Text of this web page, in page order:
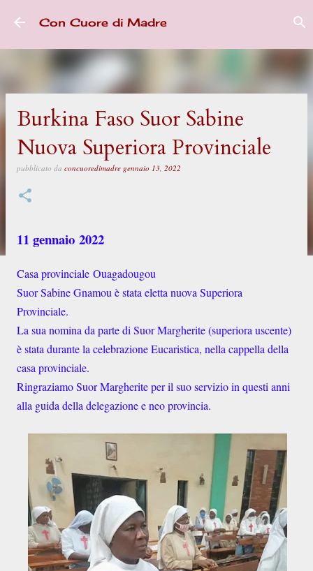
Passa ai contenuti principali
Con Cuore di Madre
Burkina Faso Suor Sabine
Nuova Superiora Provinciale
pubblicato da concuoredimadre gennaio 13, 2022
11 gennaio 2022
Casa provinciale Ouagadougou
Suor Sabine Gnamou è stata eletta nuova Superiora
Provinciale.
La sua nomina da parte di Suor Margherite (superiora uscente)
è stata durante la celebrazione Eucaristica, nella cappella della
casa provinciale.
Ringraziamo Suor Margherite per il suo servizio in questi anni
alla guida della delegazione e neo provincia.